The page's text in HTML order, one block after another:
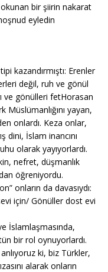
bir şiirin nakarat
eyledin
kazandırmıştı: Erenler
değil, ruh ve gönül
ve gönülleri fetHorasan
yayan,
onlardı. Keza onlar,
dini, İslam inancını
olarak yayıyorlardı.
nefret, düşmanlık
öğreniyordu.
onların da davasıydı:
için/ Gönüller dost evi
İslamlaşmasında,
bir rol oynuyorlardı.
ki, biz Türkler,
alarak onların